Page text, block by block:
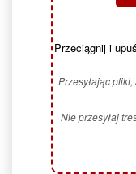
Przeciągnij i
Przesyłając
Nie przesyłaj